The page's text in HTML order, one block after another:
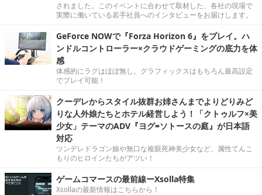
されました。このイベントに合わせて取材した、各社の現場で
実際に働いている若手社員へのインタビューをお届けします。
GeForce NOWで『Forza Horizon 6』をプレイ。ハ
ンドルコントローラー×クラウドゲーミングの底力を体
感
体感的にラグはほぼ無し。グラフィックスはもちろん最高設定
でプレイ可能！
クーデレからスタイル抜群お姉さんまでよりどりみど
りな人外娘たちとホテル経営しよう！「クトゥルフ×美
少女」テーマのADV『ヨグ=ソトースの庭』が日本語
対応
ツンデレドラゴン娘や無口な複眼死神美少女など、属性てんこ
もりのヒロインたちがアツい！
ゲームコマースの最前線ーXsolla特集
Xsollaの最新情報はこちらから！